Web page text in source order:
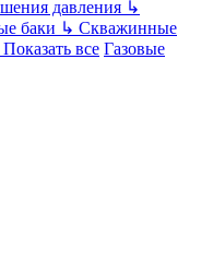
давления ↳
баки ↳ Скважинные
Показать все Газовые